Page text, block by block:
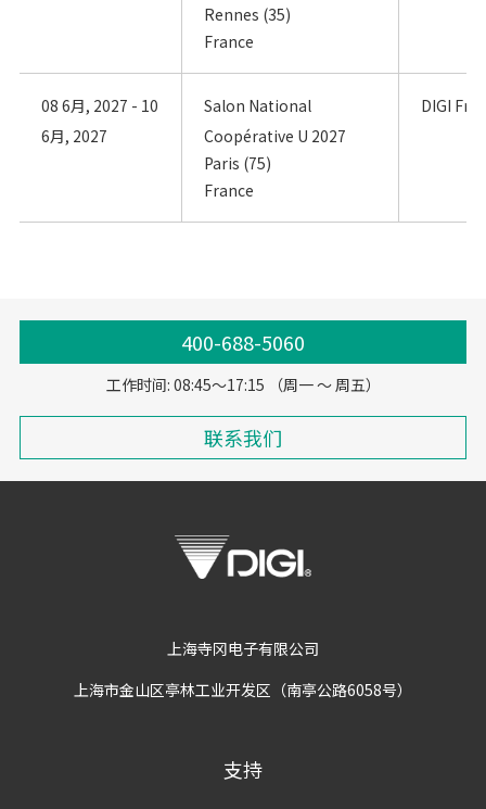
Rennes (35)
France
08 6月, 2027 - 10
6月, 2027
Salon National
Coopérative U 2027
Paris (75)
France
DIGI
400-688-5060
工作时间: 08:45～17:15 （周一 ～ 周五）
联系我们
上海寺冈电子有限公司
上海市金山区亭林工业开发区（南亭公路6058号）
支持